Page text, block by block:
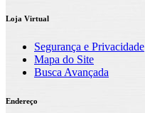
Loja Virtual
Segurança e Privacidade
Mapa do Site
Busca Avançada
Endereço